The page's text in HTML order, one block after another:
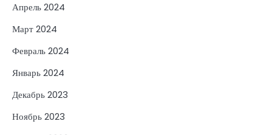
Апрель 2024
Март 2024
Февраль 2024
Январь 2024
Декабрь 2023
Ноябрь 2023